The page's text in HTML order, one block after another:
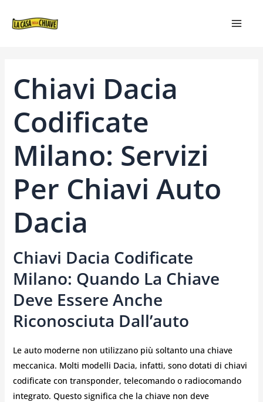
Chiavi Dacia
Codificate
Milano: Servizi
Per Chiavi Auto
Dacia
Chiavi Dacia Codificate
Milano: Quando La Chiave
Deve Essere Anche
Riconosciuta Dall’auto
Le auto moderne non utilizzano più soltanto una chiave
meccanica. Molti modelli Dacia, infatti, sono dotati di chiavi
codificate con transponder, telecomando o radiocomando
integrato. Questo significa che la chiave non deve
ARTICOLI